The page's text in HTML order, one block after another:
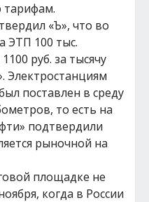
тарифам.
«Ъ», что во
ЭТП 100 тыс.
руб. за тысячу
Электростанциям
поставлен в среду
то есть на
подтвердили
рыночной на
площадке не
когда в России